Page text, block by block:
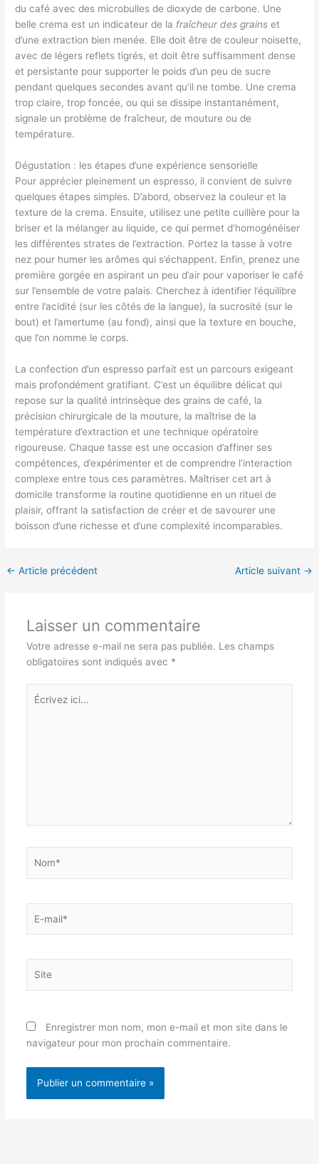
du café avec des microbulles de dioxyde de carbone. Une
belle crema est un indicateur de la fraîcheur des grains et
d’une extraction bien menée. Elle doit être de couleur noisette,
avec de légers reflets tigrés, et doit être suffisamment dense
et persistante pour supporter le poids d’un peu de sucre
pendant quelques secondes avant qu’il ne tombe. Une crema
trop claire, trop foncée, ou qui se dissipe instantanément,
signale un problème de fraîcheur, de mouture ou de
température.
Dégustation : les étapes d’une expérience sensorielle
Pour apprécier pleinement un espresso, il convient de suivre
quelques étapes simples. D’abord, observez la couleur et la
texture de la crema. Ensuite, utilisez une petite cuillère pour la
briser et la mélanger au liquide, ce qui permet d’homogénéiser
les différentes strates de l’extraction. Portez la tasse à votre
nez pour humer les arômes qui s’échappent. Enfin, prenez une
première gorgée en aspirant un peu d’air pour vaporiser le café
sur l’ensemble de votre palais. Cherchez à identifier l’équilibre
entre l’acidité (sur les côtés de la langue), la sucrosité (sur le
bout) et l’amertume (au fond), ainsi que la texture en bouche,
que l’on nomme le corps.
La confection d’un espresso parfait est un parcours exigeant
mais profondément gratifiant. C’est un équilibre délicat qui
repose sur la qualité intrinsèque des grains de café, la
précision chirurgicale de la mouture, la maîtrise de la
température d’extraction et une technique opératoire
rigoureuse. Chaque tasse est une occasion d’affiner ses
compétences, d’expérimenter et de comprendre l’interaction
complexe entre tous ces paramètres. Maîtriser cet art à
domicile transforme la routine quotidienne en un rituel de
plaisir, offrant la satisfaction de créer et de savourer une
boisson d’une richesse et d’une complexité incomparables.
← Article précédent Article suivant →
Laisser un commentaire
Votre adresse e-mail ne sera pas publiée. Les champs
obligatoires sont indiqués avec *
Écrivez
ici…
mail*
Enregistrer mon nom, mon e-mail et mon site dans le
navigateur pour mon prochain commentaire.